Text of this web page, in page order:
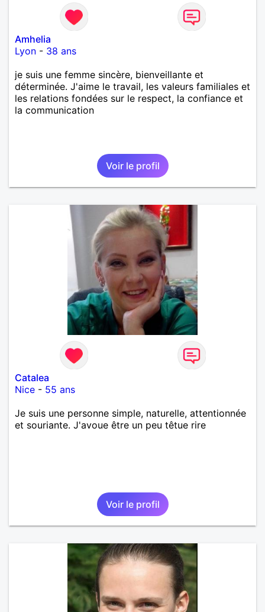
Amhelia
Lyon - 38 ans
je suis une femme sincère, bienveillante et
déterminée. J'aime le travail, les valeurs familiales et
les relations fondées sur le respect, la confiance et
la communication
Voir le profil
Catalea
Nice - 55 ans
Je suis une personne simple, naturelle, attentionnée
et souriante. J'avoue être un peu têtue rire
Voir le profil